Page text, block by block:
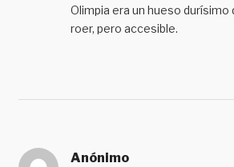
Olimpia era un hueso durísimo
roer, pero accesible.
Anónimo